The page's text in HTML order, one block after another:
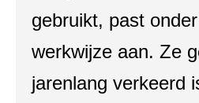
gebruikt, past
werkwijze aan. Ze
jarenlang verkeerd